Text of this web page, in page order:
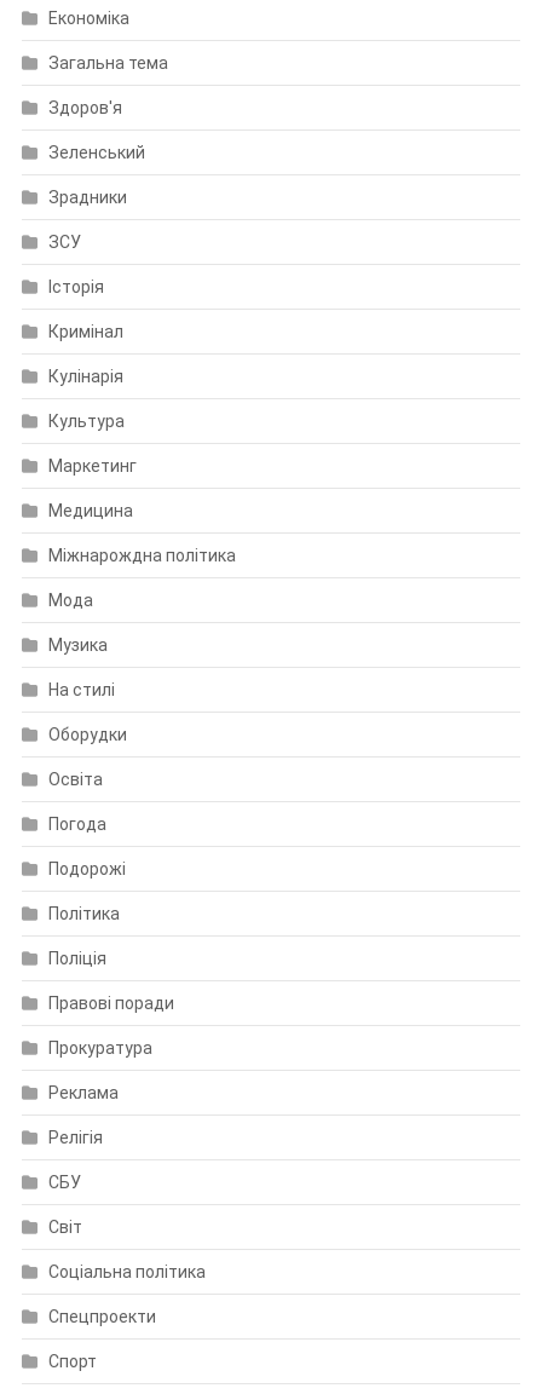
Економіка
Загальна тема
Здоров'я
Зеленський
Зрадники
ЗСУ
Історія
Кримінал
Кулінарія
Культура
Маркетинг
Медицина
Міжнарождна політика
Мода
Музика
На стилі
Оборудки
Освіта
Погода
Подорожі
Політика
Поліція
Правові поради
Прокуратура
Реклама
Релігія
СБУ
Світ
Соціальна політика
Спецпроекти
Спорт